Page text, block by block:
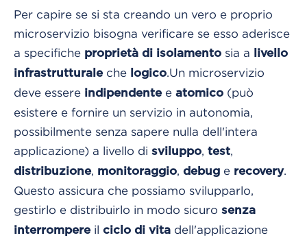
Per capire se si sta creando un vero e proprio
microservizio bisogna verificare se esso aderisce
a specifiche proprietà di isolamento sia a
livello
infrastrutturale che logico.Un microservizio
deve essere indipendentee atomico (può
esistere e fornire un servizio in autonomia,
possibilmente senza sapere nulla dell'intera
applicazione) a livello di sviluppo, test,
distribuzione, monitoraggio, debug e recovery.
Questo assicura che possiamo svilupparlo,
gestirlo e distribuirlo in modo sicuro senza
interrompereil ciclo di vita dell'applicazione